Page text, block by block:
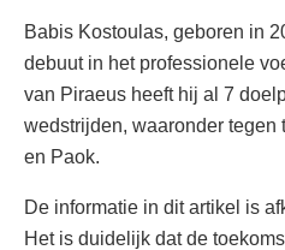
Babis Kostoulas, geboren in
debuut in het professionele
van Piraeus heeft hij al 7
wedstrijden, waaronder tegen
en Paok.
De informatie in dit artikel is
Het is duidelijk dat de